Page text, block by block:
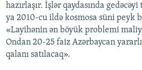
İZ - MƏDƏNIYYƏT PROQRAMI
MATERIALLARIMIZDAN ISTIFADƏ
AZADLIQRADIOSU MOBIL TELEFONUNUZDA
RFE/RL-in bütün saytları
hazırlaşır. İşlər qaydasında
ya 2010-cu ildə kosmosa süni peyk
«Layihənin ən böyük problemi
Ondan 20-25 faiz Azərbaycan
qalanı satılacaq».